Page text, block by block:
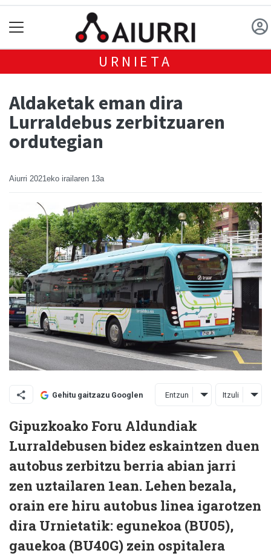
URNIETA
Aldaketak eman dira
Lurraldebus zerbitzuaren
ordutegian
Aiurri 2021eko irailaren 13a
Gehitu gaitzazu Googlen Entzun Itzuli
Gipuzkoako Foru Aldundiak
Lurraldebusen bidez eskaintzen duen
autobus zerbitzu berria abian jarri
zen uztailaren 1ean. Lehen bezala,
orain ere hiru autobus linea igarotzen
dira Urnietatik: egunekoa (BU05),
gauekoa (BU40G) zein ospitalera